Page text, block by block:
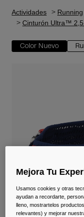
Mochilas
Tazas y Vasos
Bolsas
Senderismo
Viajar y estilo de
Adiós a los
Actividades Running
Cinturón Ultra™
Color Nuevo
Mejora Tu
Usamos cookies y otras
ayudan a recordarte,
lleno, mostrartelos
relevantes) y mejorar